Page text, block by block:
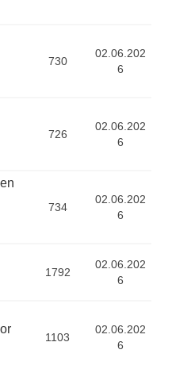
730
02.06.202
6
726
02.06.202
6
734
02.06.202
6
1792
02.06.202
6
1103
02.06.202
6